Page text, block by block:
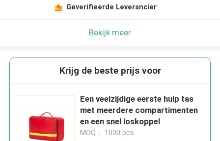
Geverifieerde Leverancier
Bekijk meer
Krijg de beste prijs voor
Een veelzijdige eerste hulp tas
met meerdere compartimenten
en een snel loskoppel
MOQ： 1000 pcs